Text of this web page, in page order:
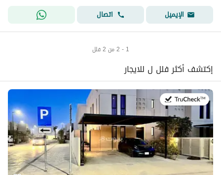
الإيميل
اتصال
1 - 2 من 2 فلل
إكتشف أكثر فلل ل للايجار
في:29 يوليو 2026